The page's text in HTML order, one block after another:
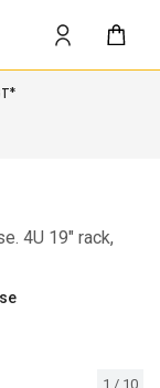
1 / 10
4U 19" rack,